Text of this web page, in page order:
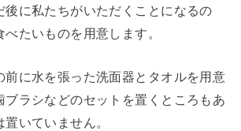
後に私たちがいただくことになるの
たいものを用意します。
前に水を張った洗面器とタオルを用意
ブラシなどのセットを置くところもあ
いていません。